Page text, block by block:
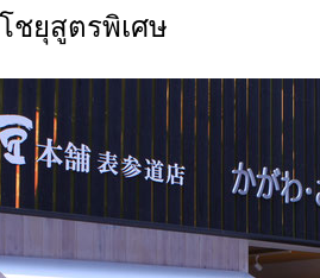
ชยุสูตรพิเศษ